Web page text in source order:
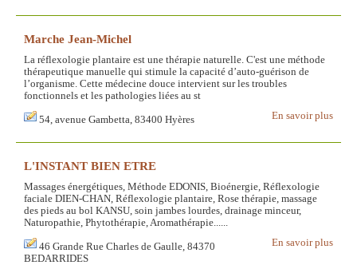
Marche Jean-Michel
La réflexologie plantaire est une thérapie naturelle. C'est une méthode
thérapeutique manuelle qui stimule la capacité d’auto-guérison de
l’organisme. Cette médecine douce intervient sur les troubles
fonctionnels et les pathologies liées au st
En savoir plus
54, avenue Gambetta, 83400 Hyères
L'INSTANT BIEN ETRE
Massages énergétiques, Méthode EDONIS, Bioénergie, Réflexologie
faciale DIEN-CHAN, Réflexologie plantaire, Rose thérapie, massage
des pieds au bol KANSU, soin jambes lourdes, drainage minceur,
Naturopathie, Phytothérapie, Aromathérapie......
En savoir plus
46 Grande Rue Charles de Gaulle, 84370
BEDARRIDES